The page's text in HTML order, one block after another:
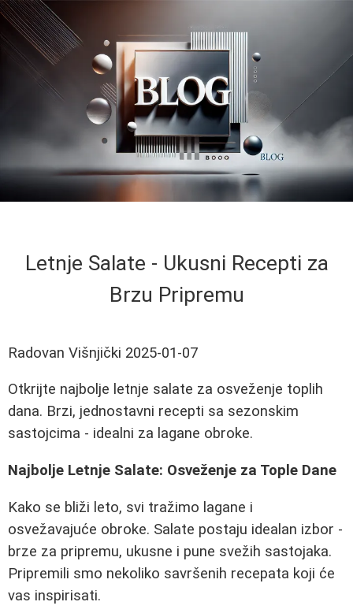
Letnje Salate - Ukusni Recepti za
Brzu Pripremu
Radovan Višnjički 2025-01-07
Otkrijte najbolje letnje salate za osveženje toplih
dana. Brzi, jednostavni recepti sa sezonskim
sastojcima - idealni za lagane obroke.
Najbolje Letnje Salate: Osveženje za Tople Dane
Kako se bliži leto, svi tražimo lagane i
osvežavajuće obroke. Salate postaju idealan izbor -
brze za pripremu, ukusne i pune svežih sastojaka.
Pripremili smo nekoliko savršenih recepata koji će
vas inspirisati.